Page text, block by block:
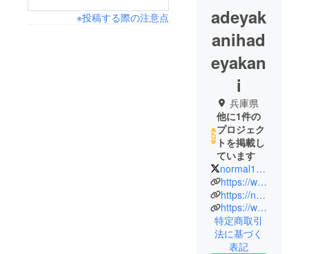
※投稿する際の注意点
adeyak
anihad
eyakan
i
兵庫県
他に1件の
プロジェク
トを掲載し
ています
normal17kobe
https://www.linkedin.com/in/yu-hase/
https://note.com/yuhase/
https://www.facebook.com/iiyu.yunokuni
特定商取引
法に基づく
表記